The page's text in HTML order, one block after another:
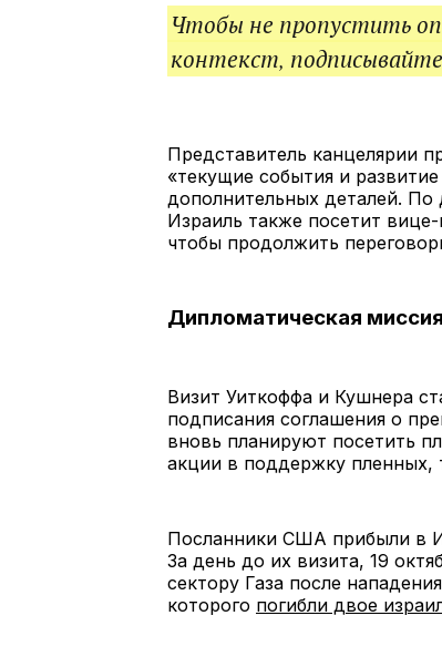
Чтобы не пропустить
контекст,
Представитель канцелярии
«текущие события и
дополнительных деталей. По
Израиль также посетит
чтобы продолжить
Дипломатическая
Визит Уиткоффа и Кушнера
подписания соглашения о
вновь планируют посетить
акции в поддержку пленных,
Посланники США прибыли в
За день до их визита, 19
сектору Газа после
которого погибли двое